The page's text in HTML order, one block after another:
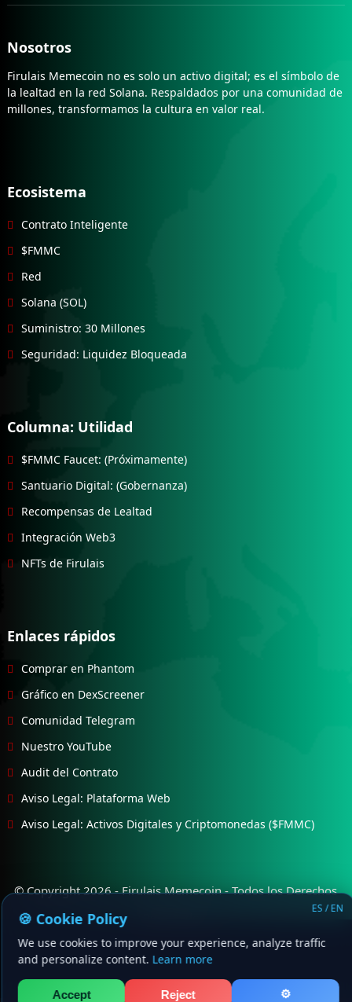
Nosotros
Firulais Memecoin no es solo un activo digital; es el símbolo de
la lealtad en la red Solana. Respaldados por una comunidad de
millones, transformamos la cultura en valor real.
Ecosistema
Contrato Inteligente
$FMMC
Red
Solana (SOL)
Suministro: 30 Millones
Seguridad: Liquidez Bloqueada
Columna: Utilidad
$FMMC Faucet: (Próximamente)
Santuario Digital: (Gobernanza)
Recompensas de Lealtad
Integración Web3
NFTs de Firulais
Enlaces rápidos
Comprar en Phantom
Gráfico en DexScreener
Comunidad Telegram
Nuestro YouTube
Audit del Contrato
Aviso Legal: Plataforma Web
Aviso Legal: Activos Digitales y Criptomonedas ($FMMC)
© Copyright 2026 -Firulais Memecoin- Todos los Derechos
ES / EN
🍪 Cookie Policy
We use cookies to improve your experience, analyze traffic
and personalize content. Learn more
Accept Reject ⚙